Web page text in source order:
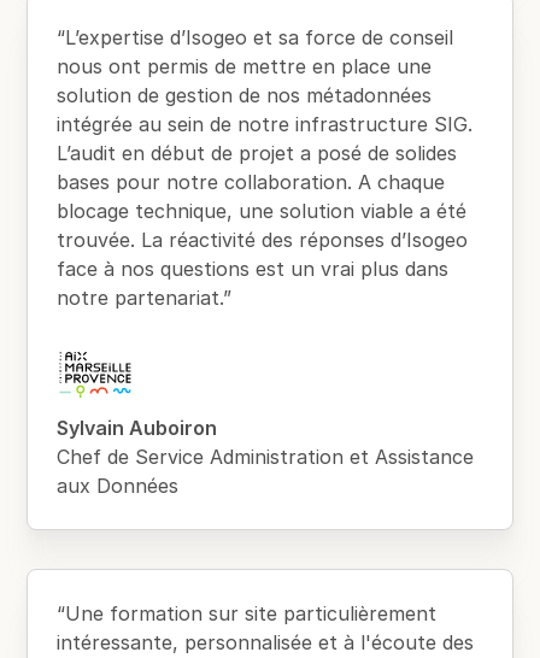
“L’expertise d’Isogeo et sa force de conseil
nous ont permis de mettre en place une
solution de gestion de nos métadonnées
intégrée au sein de notre infrastructure SIG.
L’audit en début de projet a posé de solides
bases pour notre collaboration. A chaque
blocage technique, une solution viable a été
trouvée. La réactivité des réponses d’Isogeo
face à nos questions est un vrai plus dans
notre partenariat.”
Sylvain Auboiron
Chef de Service Administration et Assistance
aux Données
“Une formation sur site particulièrement
intéressante, personnalisée et à l'écoute des